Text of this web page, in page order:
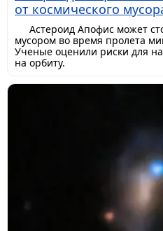
от космического
Астероид Апофис может
мусором во время пролета
Ученые оценили риски для
на орбиту.